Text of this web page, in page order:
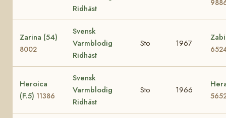
Ridhäst
Zarina (54)
8002
Svensk
Varmblodig
Ridhäst
Sto 1967
Heroica
(F.5) 11386
Svensk
Varmblodig
Ridhäst
Sto 1966